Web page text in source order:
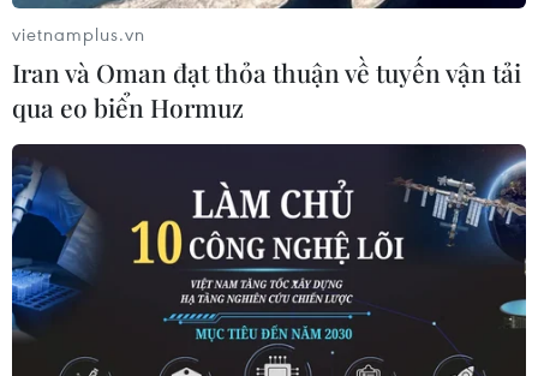
vietnamplus.vn
Iran và Oman đạt thỏa thuận về tuyến vận tải
qua eo biển Hormuz